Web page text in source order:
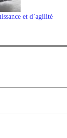
et d’agilité